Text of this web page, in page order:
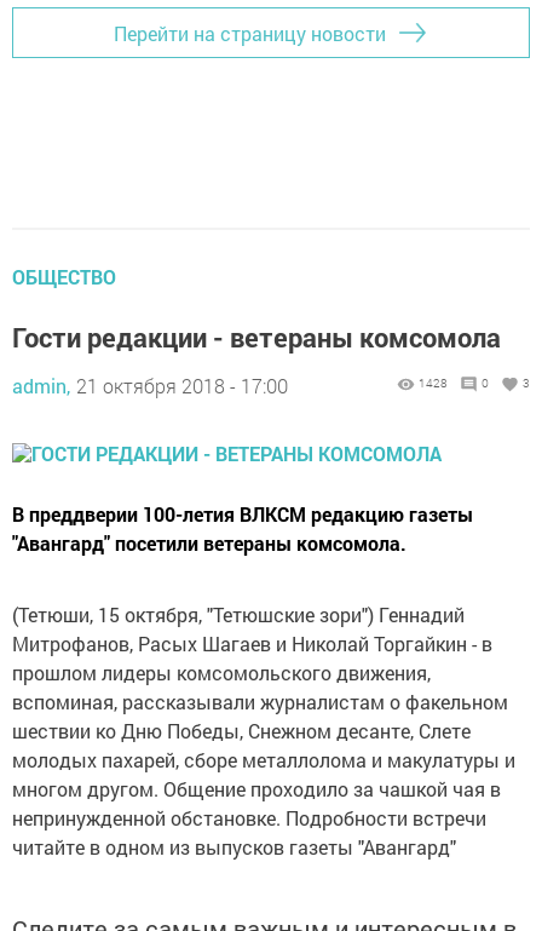
Перейти на страницу новости
ОБЩЕСТВО
Гости редакции - ветераны комсомола
admin, 21 октября 2018 - 17:00 1428 0 3
В преддверии 100-летия ВЛКСМ редакцию газеты
"Авангард" посетили ветераны комсомола.
(Тетюши, 15 октября, "Тетюшские зори") Геннадий
Митрофанов, Расых Шагаев и Николай Торгайкин - в
прошлом лидеры комсомольского движения,
вспоминая, рассказывали журналистам о факельном
шествии ко Дню Победы, Снежном десанте, Слете
молодых пахарей, сборе металлолома и макулатуры и
многом другом. Общение проходило за чашкой чая в
непринужденной обстановке. Подробности встречи
читайте в одном из выпусков газеты "Авангард"